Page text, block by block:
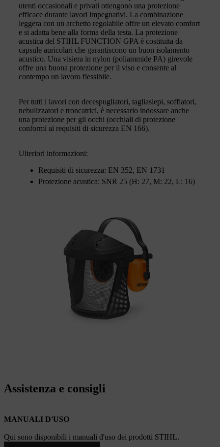
utenti occasionali e privati ottengono una protezione
efficace durante lavori impegnativi. La combinazione
leggera con un archetto regolabile offre un elevato comfort
e si adatta bene alla forma della testa. La protezione
acustica del STIHL FUNCTION GPA è costituita da
capsule auricolari che garantiscono un buon isolamento
acustico. Una visiera in nylon (poliammide PA) girevole
offre una buona protezione per il viso e consente al
contempo un lavoro flessibile.
Per tutti i lavori con decespugliatori, tagliasiepi, soffiatori,
nebulizzatori e troncatrici, è necessario indossare anche
una protezione per gli occhi (occhiali di protezione
conformi ai requisiti di sicurezza EN 166).
Ulteriori informazioni:
Requisiti di sicurezza: EN 352, EN 1731
Protezione acustica: SNR 25 (H: 27, M: 22, L: 16)
Assistenza e consigli
MANUALI D'USO
Qui sono disponibili i manuali d'uso dei prodotti STIHL.